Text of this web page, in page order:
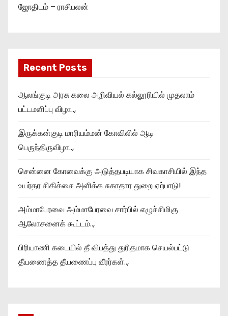
ஜோதிடம் – ராசிபலன்
Recent Posts
ஆலங்குடி அரசு கலை அறிவியல் கல்லூரியில் முதலாம்
பட்டமளிப்பு விழா..,
இருக்கன்குடி மாரியம்மன் கோவிலில் ஆடி
பெருந்திருவிழா..,
சென்னை கோவைக்கு அடுத்தபடியாக சிவகாசியில் இந்த
உயர்தர சிகிச்சை அளிக்க சுகாதார துறை ஏற்பாடு!
அம்மாபேரவை அம்மாபேரவை சார்பில் எழுச்சிமிகு
ஆலோசனைக் கூட்டம்..,
பிரியாணி கடையில் தீ விபத்து துரிதமாக செயல்பட்டு
தீயணைத்த தீயணைப்பு வீரர்கள்..,